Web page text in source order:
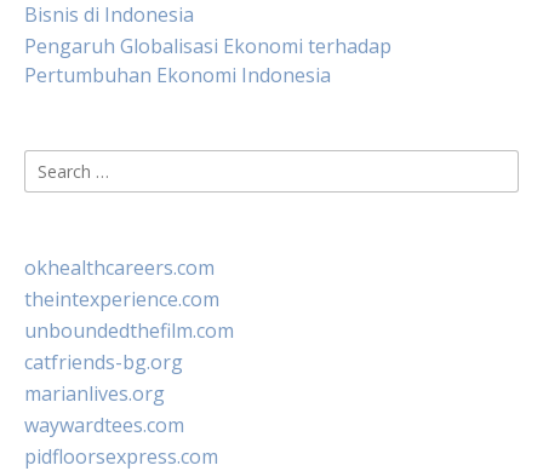
Bisnis di Indonesia
Pengaruh Globalisasi Ekonomi terhadap
Pertumbuhan Ekonomi Indonesia
Search
for:
okhealthcareers.com
theintexperience.com
unboundedthefilm.com
catfriends-bg.org
marianlives.org
waywardtees.com
pidfloorsexpress.com